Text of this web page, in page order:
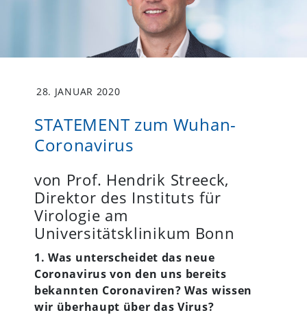
28. JANUAR 2020
STATEMENT zum Wuhan-
Coronavirus
von Prof. Hendrik Streeck,
Direktor des Instituts für
Virologie am
Universitätsklinikum Bonn
1. Was unterscheidet das neue
Coronavirus von den uns bereits
bekannten Coronaviren? Was wissen
wir überhaupt über das Virus?